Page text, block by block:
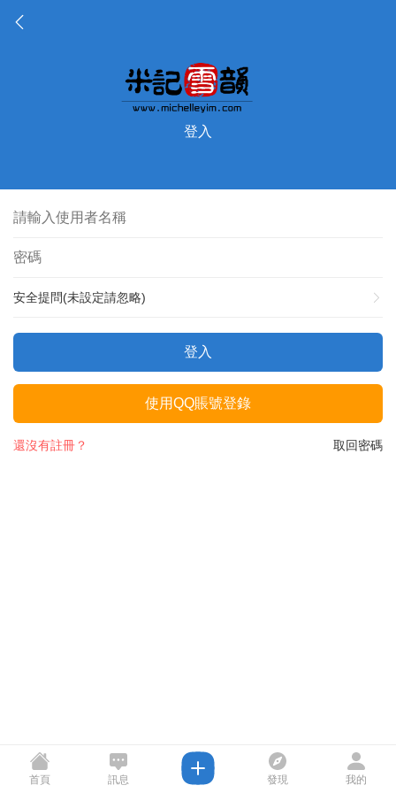
登入
安全提問(未設定請忽略)
登入
使用QQ賬號登錄
取回密碼
還沒有註冊？
首頁 訊息 發現 我的